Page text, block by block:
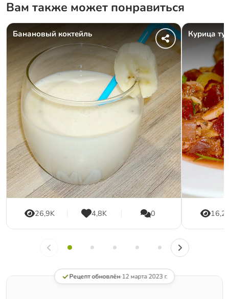
Вам также может понравиться
Банановый коктейль
26,9K 4,8K 0
Курица
Рецепт обновлён·12 марта 2023 г.